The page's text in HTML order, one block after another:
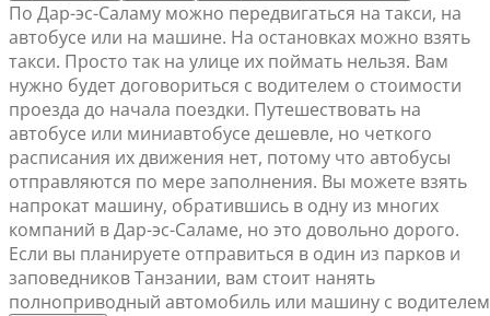
По Дар-эс-Саламу можно передвигаться на такси, на
автобусе или на машине. На остановках можно взять
такси. Просто так на улице их поймать нельзя. Вам
нужно будет договориться с водителем о стоимости
проезда до начала поездки. Путешествовать на
автобусе или миниавтобусе дешевле, но четкого
расписания их движения нет, потому что автобусы
отправляются по мере заполнения. Вы можете взять
напрокат машину, обратившись в одну из многих
компаний в Дар-эс-Саламе, но это довольно дорого.
Если вы планируете отправиться в один из парков и
заповедников Танзании, вам стоит нанять
полноприводный автомобиль или машину с